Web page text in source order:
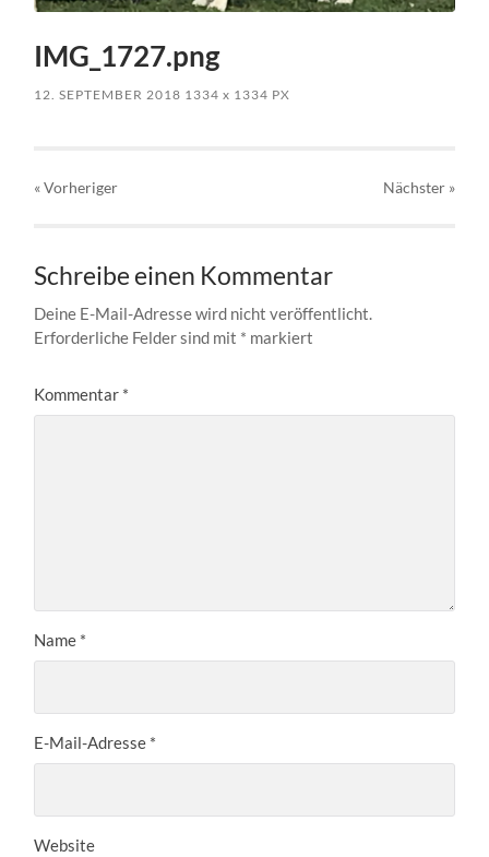
IMG_1727.png
12. SEPTEMBER 2018 1334x 1334 PX
« Vorheriger Nächster »
Schreibe einen Kommentar
Deine E-Mail-Adresse wird nicht veröffentlicht.
Erforderliche Felder sind mit * markiert
Kommentar *
Name *
E-Mail-Adresse *
Website